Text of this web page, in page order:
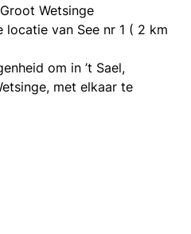
Wetsinge
locatie van See nr 1 ( 2 km
om in ’t Sael,
met elkaar te